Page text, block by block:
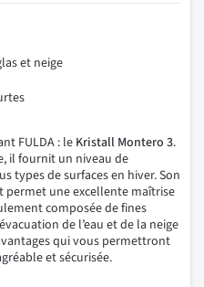
et neige
FULDA : le Kristall Montero 3.
il fournit un niveau de
types de surfaces en hiver. Son
permet une excellente maîtrise
composée de fines
de l’eau et de la neige
qui vous permettront
et sécurisée.